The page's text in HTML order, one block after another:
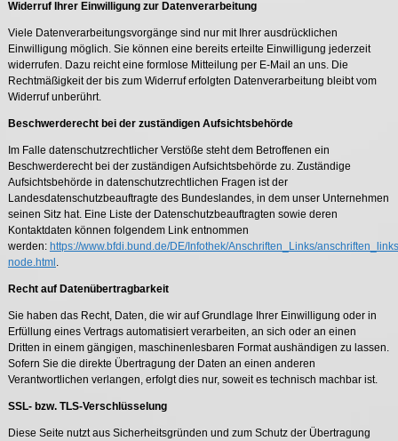
Widerruf Ihrer Einwilligung zur Datenverarbeitung
Viele Datenverarbeitungsvorgänge sind nur mit Ihrer ausdrücklichen
Einwilligung möglich. Sie können eine bereits erteilte Einwilligung jederzeit
widerrufen. Dazu reicht eine formlose Mitteilung per E-Mail an uns. Die
Rechtmäßigkeit der bis zum Widerruf erfolgten Datenverarbeitung bleibt vom
Widerruf unberührt.
Beschwerderecht bei der zuständigen Aufsichtsbehörde
Im Falle datenschutzrechtlicher Verstöße steht dem Betroffenen ein
Beschwerderecht bei der zuständigen Aufsichtsbehörde zu. Zuständige
Aufsichtsbehörde in datenschutzrechtlichen Fragen ist der
Landesdatenschutzbeauftragte des Bundeslandes, in dem unser Unternehmen
seinen Sitz hat. Eine Liste der Datenschutzbeauftragten sowie deren
Kontaktdaten können folgendem Link entnommen
werden: https://www.bfdi.bund.de/DE/Infothek/Anschriften_Links/
node.html
Recht auf Datenübertragbarkeit
Sie haben das Recht, Daten, die wir auf Grundlage Ihrer Einwilligung oder in
Erfüllung eines Vertrags automatisiert verarbeiten, an sich oder an einen
Dritten in einem gängigen, maschinenlesbaren Format aushändigen zu lassen.
Sofern Sie die direkte Übertragung der Daten an einen anderen
Verantwortlichen verlangen, erfolgt dies nur, soweit es technisch machbar ist.
SSL- bzw. TLS-Verschlüsselung
Diese Seite nutzt aus Sicherheitsgründen und zum Schutz der Übertragung